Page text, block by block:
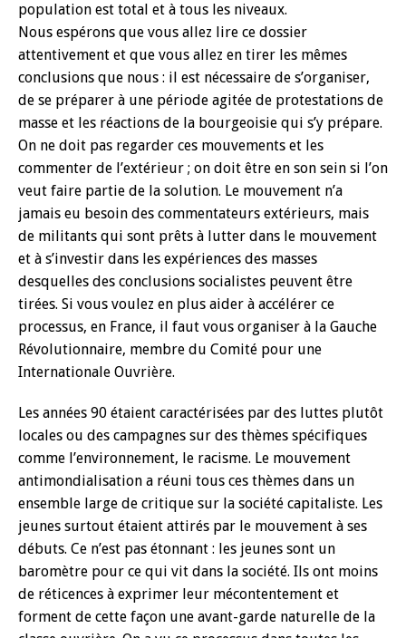
population est total et à tous les niveaux.
Nous espérons que vous allez lire ce dossier
attentivement et que vous allez en tirer les mêmes
conclusions que nous : il est nécessaire de s’organiser,
de se préparer à une période agitée de protestations de
masse et les réactions de la bourgeoisie qui s’y prépare.
On ne doit pas regarder ces mouvements et les
commenter de l’extérieur ; on doit être en son sein si l’on
veut faire partie de la solution. Le mouvement n’a
jamais eu besoin des commentateurs extérieurs, mais
de militants qui sont prêts à lutter dans le mouvement
et à s’investir dans les expériences des masses
desquelles des conclusions socialistes peuvent être
tirées. Si vous voulez en plus aider à accélérer ce
processus, en France, il faut vous organiser à la Gauche
Révolutionnaire, membre du Comité pour une
Internationale Ouvrière.
Les années 90 étaient caractérisées par des luttes plutôt
locales ou des campagnes sur des thèmes spécifiques
comme l’environnement, le racisme. Le mouvement
antimondialisation a réuni tous ces thèmes dans un
ensemble large de critique sur la société capitaliste. Les
jeunes surtout étaient attirés par le mouvement à ses
débuts. Ce n’est pas étonnant : les jeunes sont un
baromètre pour ce qui vit dans la société. Ils ont moins
de réticences à exprimer leur mécontentement et
forment de cette façon une avant-garde naturelle de la